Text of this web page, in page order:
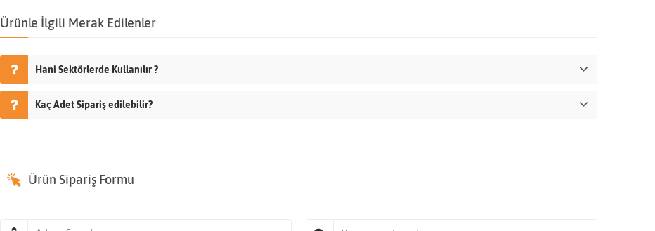
Ürünle İlgili Merak Edilenler
Hani Sektörlerde Kullanılır ?
Kaç Adet Sipariş edilebilir?
Ürün Sipariş Formu